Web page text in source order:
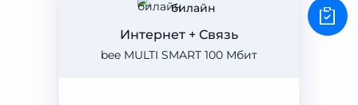
билайн
bee MULTI SMART 100 Мбит
Интернет + Связь